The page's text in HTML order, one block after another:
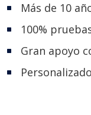
Más de 10
100%
Gran apoyo